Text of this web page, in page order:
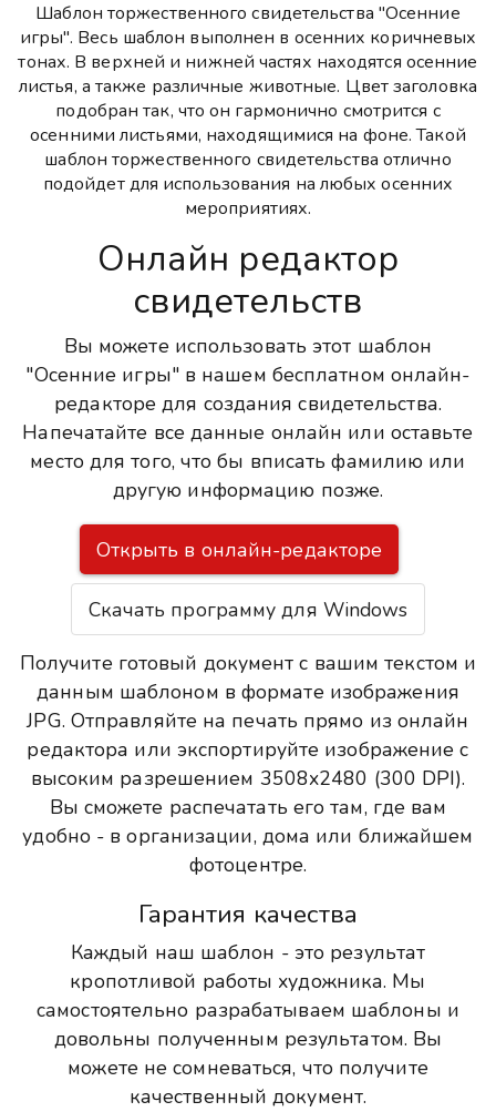
Шаблон торжественного свидетельства "Осенние
игры". Весь шаблон выполнен в осенних коричневых
тонах. В верхней и нижней частях находятся осенние
листья, а также различные животные. Цвет заголовка
подобран так, что он гармонично смотрится с
осенними листьями, находящимися на фоне. Такой
шаблон торжественного свидетельства отлично
подойдет для использования на любых осенних
мероприятиях.
Онлайн редактор
свидетельств
Вы можете использовать этот шаблон
"Осенние игры" в нашем бесплатном онлайн-
редакторе для создания свидетельства.
Напечатайте все данные онлайн или оставьте
место для того, что бы вписать фамилию или
другую информацию позже.
Открыть в онлайн-редакторе
Скачать программу для Windows
Получите готовый документ с вашим текстом и
данным шаблоном в формате изображения
JPG. Отправляйте на печать прямо из онлайн
редактора или экспортируйте изображение с
высоким разрешением 3508x2480 (300 DPI).
Вы сможете распечатать его там, где вам
удобно - в организации, дома или ближайшем
фотоцентре.
Гарантия качества
Каждый наш шаблон - это результат
кропотливой работы художника. Мы
самостоятельно разрабатываем шаблоны и
довольны полученным результатом. Вы
можете не сомневаться, что получите
качественный документ.